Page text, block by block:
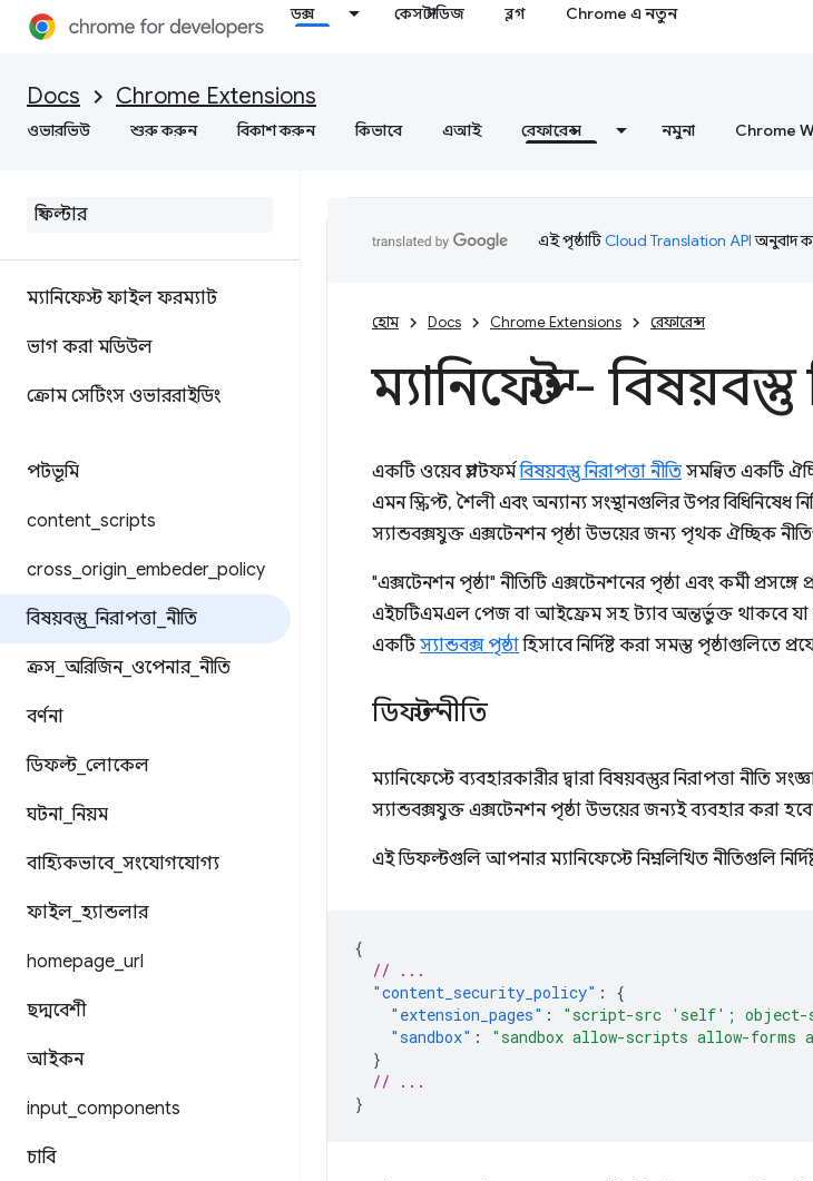
ডক্স কেস স্টাডিজ ব্লগ Chrome এ নতুন
Docs Chrome Extensions
ওভারভিউ শুরু করুন বিকাশ করুন কিভাবে এআই রেফারেন্স নমুনা Chrome
ম্যানিফেস্ট ফাইল ফরম্যাট
ভাগ করা মডিউল
ক্রোম সেটিংস ওভাররাইডিং
পটভূমি
content scripts
cross origin embeder_ policy
বিষয়বস্তু_নিরাপত্তা নীতি
ক্রস অরিজিন_ ওপেনার_ নীতি
বর্ণনা
ডিফল্ট_ লোকেল
ঘটনা _নিয়ম
বাহ্যিকভাবে_ সংযোগযোগ্য
ফাইল হ্যান্ডলার
homepage url
ছদ্মবেশী
আইকন
input components
চাবি
এই পৃষ্ঠাটিCloud Translation APIঅনুবাদ
হোম Docs Chrome Extensions রেফারেন্স
ম্যানিফেস্ট - বিষয়বস্তু
একটি ওয়েব প্ল্যাটফর্মবিষয়বস্তু নিরাপত্তা নীতি সমন্বিত একটি
এমন স্ক্রিপ্ট, শৈলী এবং অন্যান্য সংস্থানগুলির উপর বিধিনিষেধ
স্যান্ডবক্সযুক্ত এক্সটেনশন পৃষ্ঠা উভয়ের জন্য পৃথক ঐচ্ছিক
"এক্সটেনশন পৃষ্ঠা" নীতিটি এক্সটেনশনের পৃষ্ঠা এবং কর্মী
এইচটিএমএল পেজ বা আইফ্রেম সহ ট্যাব অন্তর্ভুক্ত থাকবে যা
একটিস্যান্ডবক্স পৃষ্ঠাহিসাবে নির্দিষ্ট করা সমস্ত পৃষ্ঠাগুলিতে
ডিফল্ট নীতি
ম্যানিফেস্টে ব্যবহারকারীর দ্বারা বিষয়বস্তুর নিরাপত্তা নীতি
স্যান্ডবক্সযুক্ত এক্সটেনশন পৃষ্ঠা উভয়ের জন্যই ব্যবহার করা
এই ডিফল্টগুলি আপনার ম্যানিফেস্টে নিম্নলিখিত নীতিগুলি
{
// ...
"content_security_policy" :
{
"extension_pages" : "script-src 'self';
"sandbox" :
"sandbox allow-scripts allow-
}
// ...
}